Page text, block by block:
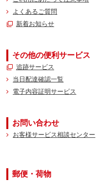
よくあるご質問
新着お知らせ
その他の便利サービス
追跡サービス
当日配達確認一覧
電子内容証明サービス
お問い合わせ
お客様サービス相談センター
郵便・荷物